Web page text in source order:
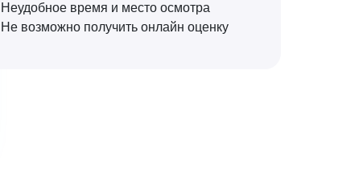
Неудобное время и место осмотра
Не возможно получить онлайн оценку